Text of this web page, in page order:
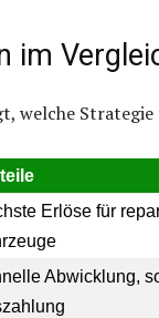
im
welche
Erlöse für
Abwicklung,